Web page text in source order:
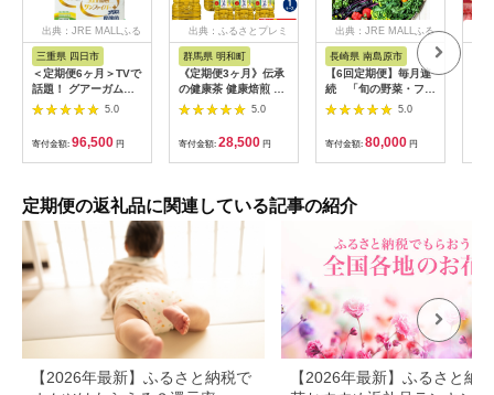
出典：JRE MALLふる
さと納税
三重県 四日市
＜定期便6ヶ月＞TVで
話題！ グアーガム分
解物 サンファイバー
ク）6g×30包【2箱セ
ット】 │水溶性食物繊
維 酪酸菌 医療 介護
プレバイオティクス
プロバイオティクス
発酵性食物繊維 健康
食品 サプリ 個包装 太
陽化学 三重県 四日市
市 ふるさと納税
5.0
寄付金額: 96,500 円
出典：ふるさとプレミ
群馬県 明和町
《定期便3ヶ月》伝承
の健康茶 健康焙煎 そ
ば茶 伊藤園 ＜2L×6本
さと納税 お茶 そば茶
ノンカフェイン ペッ
トボトル 国産 まとめ
270603
5.0
寄付金額: 28,500 円
出典：JRE MALLふる
さと納税
長崎県 南島原市
【6回定期便】毎月連
続 「旬の野菜・フル
ーツ」 詰め合わせ セ
野菜 定期便 やさい 定
期便 野菜セット やさ
いセット 春野菜 夏野
鮮 / 南島原市 /長崎県
農産品流通合同会社
5.0
寄付金額: 80,000 円
定期便の返礼品に関連している記事の紹介
【2026年最新】ふるさと納税で
【2026年最新】ふるさと納